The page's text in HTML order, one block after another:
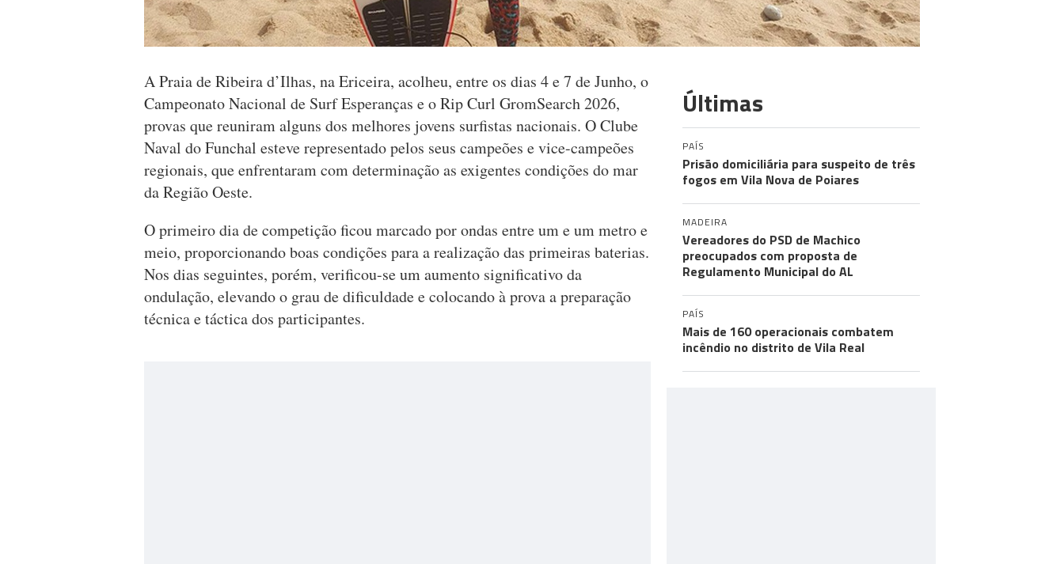
A Praia de Ribeira d’Ilhas, na Ericeira, acolheu, entre os dias 4 e 7 de Junho, o
Campeonato Nacional de Surf Esperanças e o Rip Curl GromSearch 2026,
provas que reuniram alguns dos melhores jovens surfistas nacionais. O Clube
Naval do Funchal esteve representado pelos seus campeões e vice-campeões
regionais, que enfrentaram com determinação as exigentes condições do mar
da Região Oeste.
O primeiro dia de competição ficou marcado por ondas entre um e um metro e
meio, proporcionando boas condições para a realização das primeiras baterias.
Nos dias seguintes, porém, verificou-se um aumento significativo da
ondulação, elevando o grau de dificuldade e colocando à prova a preparação
técnica e táctica dos participantes.
Últimas
PAÍS
Prisão domiciliária para suspeito de três
fogos em Vila Nova de Poiares
MADEIRA
Vereadores do PSD de Machico
preocupados com proposta de
Regulamento Municipal do AL
PAÍS
Mais de 160 operacionais combatem
incêndio no distrito de Vila Real